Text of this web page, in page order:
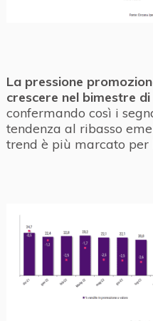
La pressione
crescere nel bimestre
confermando così i
tendenza al ribasso
trend è più marcato